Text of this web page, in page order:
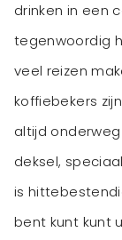
drinken in een
tegenwoordig
veel reizen
koffiebekers
altijd
deksel,
is
bent kunt kunt